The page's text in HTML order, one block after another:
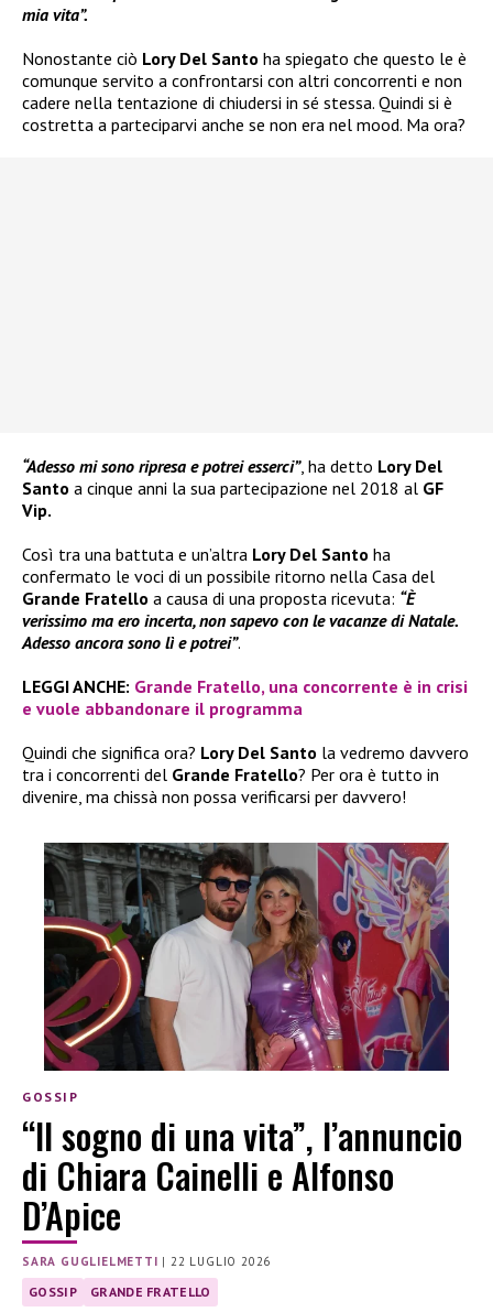
mia vita”.
Nonostante ciò Lory Del Santo ha spiegato che questo le è
comunque servito a confrontarsi con altri concorrenti e non
cadere nella tentazione di chiudersi in sé stessa. Quindi si è
costretta a parteciparvi anche se non era nel mood. Ma ora?
“Adesso mi sono ripresa e potrei esserci”, ha detto Lory Del
Santo a cinque anni la sua partecipazione nel 2018 al GF
Vip.
Così tra una battuta e un’altra Lory Del Santo ha
confermato le voci di un possibile ritorno nella Casa del
Grande Fratello a causa di una proposta ricevuta: “È
verissimo ma ero incerta, non sapevo con le vacanze di Natale.
Adesso ancora sono lì e potrei”.
LEGGI ANCHE: Grande Fratello, una concorrente è in crisi
e vuole abbandonare il programma
Quindi che significa ora? Lory Del Santo la vedremo davvero
tra i concorrenti del Grande Fratello? Per ora è tutto in
divenire, ma chissà non possa verificarsi per davvero!
GOSSIP
“Il sogno di una vita”, l’annuncio
di Chiara Cainelli e Alfonso
D’Apice
SARA GUGLIELMETTI | 22 LUGLIO 2026
GOSSIP GRANDE FRATELLO